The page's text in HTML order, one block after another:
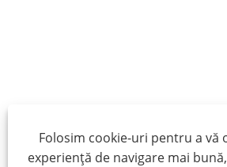
Folosim cookie-uri pentru a vă
experiență de navigare mai